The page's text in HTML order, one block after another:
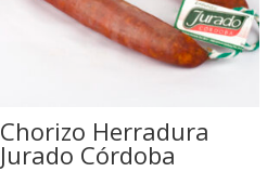
Chorizo Herradura
Jurado Córdoba